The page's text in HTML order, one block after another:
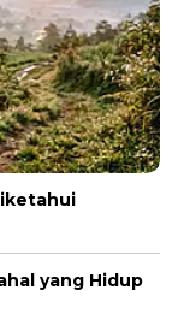
yang Hidup